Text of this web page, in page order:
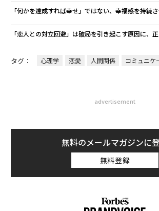
「何かを達成すれば幸せ」ではない、幸福感を持続
「恋人との対立回避」は破局を引き起こす原因に、
タグ： 心理学 恋愛 人間関係 コミュニケ
advertisement
無料のメールマガジンに
無料登録